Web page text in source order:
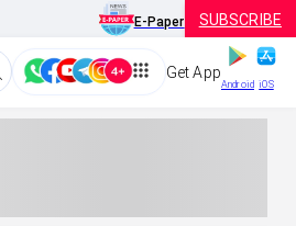
E-Paper SUBSCRIBE
Get App
Android iOS